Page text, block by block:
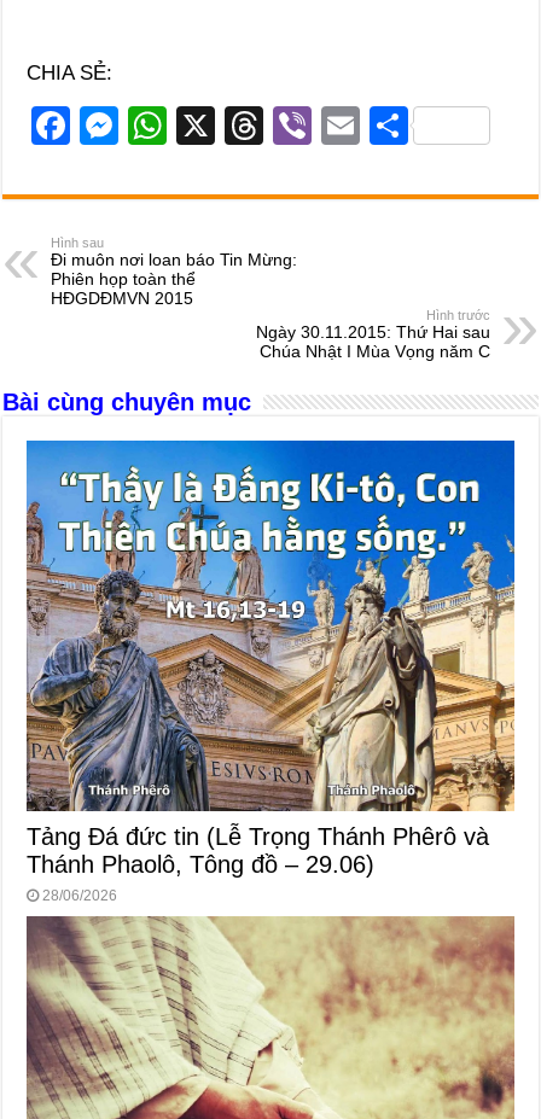
CHIA SẺ:
F
c
e
b
o
k
M
ss
n
g
W
at
A
p
X
T
e
d
s
Vi
er
E
ail
S
ar
Hình sau
Đi muôn nơi loan báo Tin Mừng:
Phiên họp toàn thể
HĐGDĐMVN 2015
Hình trước
Ngày 30.11.2015: Thứ Hai sau
Chúa Nhật I Mùa Vọng năm C
Bài cùng chuyên mục
Tảng Đá đức tin (Lễ Trọng Thánh Phêrô và
Thánh Phaolô, Tông đồ – 29.06)
28/06/2026